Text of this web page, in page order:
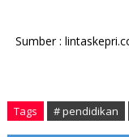
Sumber :
Tags # pendidikan